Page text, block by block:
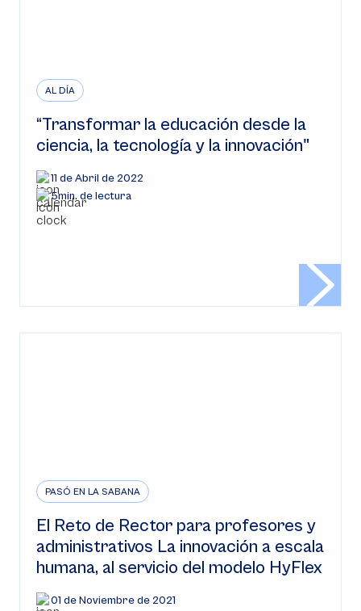
AL DÍA
“Transformar la educación desde la
ciencia, la tecnología y la innovación"
11 de Abril de 2022
5min. de lectura
PASÓ EN LA SABANA
El Reto de Rector para profesores y
administrativos La innovación a escala
humana, al servicio del modelo HyFlex
01 de Noviembre de 2021